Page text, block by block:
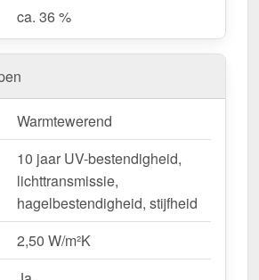
ca. 36 %
Warmtewerend
10 jaar UV-bestendigheid,
lichttransmissie,
hagelbestendigheid, stijfheid
2,50 W/m²K